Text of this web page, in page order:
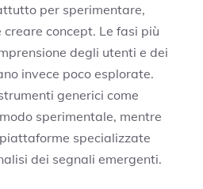
per sperimentare,
concept. Le fasi più
degli utenti e dei
invece poco esplorate.
generici come
sperimentale, mentre
specializzate
dei segnali emergenti.